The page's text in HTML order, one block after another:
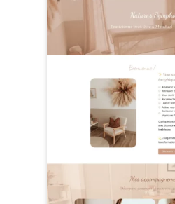
🌟 Un travail
Je tiens à remercier du fond du
site Internet. Il est tout
à mon image, et reflète avec
univers et mon
Merci pour ta créativité, ton
professionnalisme. Grâce à toi,
ressemble vraiment et dont je
les yeux